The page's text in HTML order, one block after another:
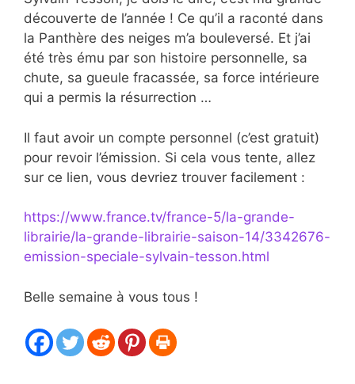
découverte de l’année ! Ce qu’il a raconté dans
la Panthère des neiges m’a bouleversé. Et j’ai
été très ému par son histoire personnelle, sa
chute, sa gueule fracassée, sa force intérieure
qui a permis la résurrection …
Il faut avoir un compte personnel (c’est gratuit)
pour revoir l’émission. Si cela vous tente, allez
sur ce lien, vous devriez trouver facilement :
https://www.france.tv/france-5/la-grande-
librairie/la-grande-librairie-saison-14/3342676-
emission-speciale-sylvain-tesson.html
Belle semaine à vous tous !